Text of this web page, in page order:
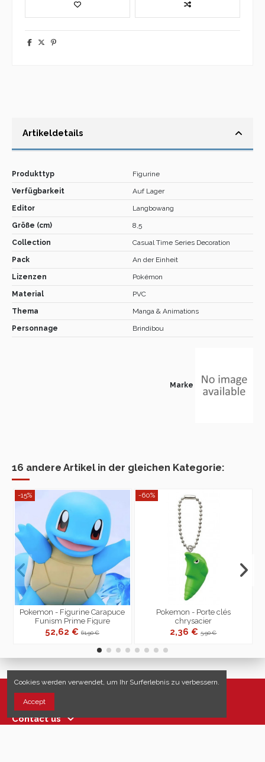
Artikeldetails
Produkttyp Figurine
Verfügbarkeit Auf Lager
Editor Langbowang
Größe (cm) 8,5
Collection Casual Time Series Decoration
Pack An der Einheit
Lizenzen Pokémon
Material PVC
Thema Manga & Animations
Personnage Brindibou
Marke
16 andere Artikel in der gleichen Kategorie:
-15%
Pokemon - Figurine Carapuce
Funism Prime Figure
52,62 €61,90 €
-60%
Pokemon - Porte clés
chrysacier
2,36 €5,90 €
Nützliche Links
Contact us
Cookies werden verwendet, um Ihr Surferlebnis zu verbessern.
Accept